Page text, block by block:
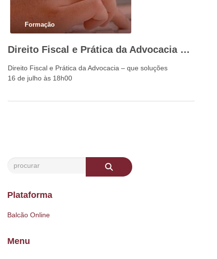
Formação
Direito Fiscal e Prática da Advocacia – que soluções
Direito Fiscal e Prática da Advocacia – que soluções
16 de julho às 18h00
Plataforma
Balcão Online
Menu